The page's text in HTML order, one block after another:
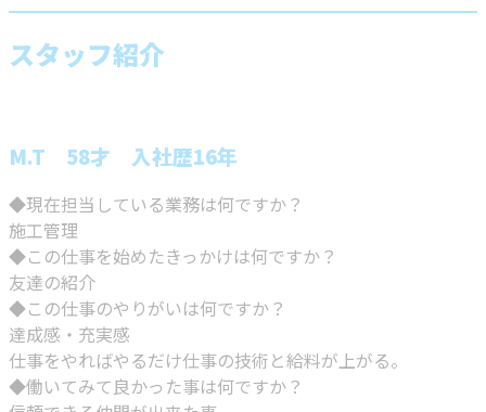
スタッフ紹介
M.T 58才 入社歴16年
◆現在担当している業務は何ですか？
施工管理
◆この仕事を始めたきっかけは何ですか？
友達の紹介
◆この仕事のやりがいは何ですか？
達成感・充実感
仕事をやればやるだけ仕事の技術と給料が上がる。
◆働いてみて良かった事は何ですか？